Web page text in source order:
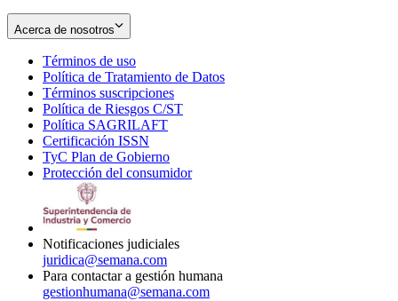
Acerca de nosotros
Términos de uso
in
new
window
Política de Tratamiento de Datos
Términos suscripciones
in
Política de Riesgos C/ST
Política SAGRILAFT
new
window
Certificación ISSN
in
new
TyC Plan de Gobierno
in
Protección del consumidorOpens
Notificaciones judiciales
juridica@semana.com
Para contactar a gestión humana
gestionhumana@semana.com